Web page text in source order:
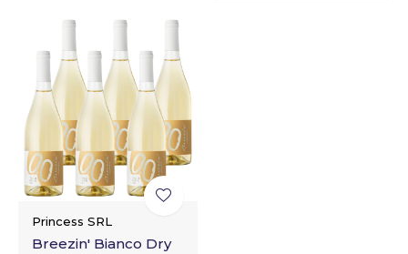
Princess SRL
Breezin' Bianco Dry